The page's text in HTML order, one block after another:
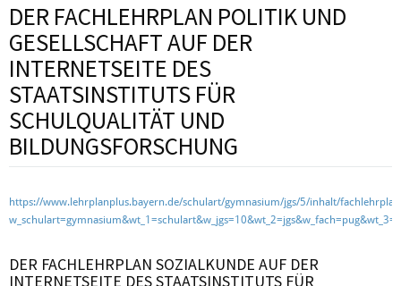
DER FACHLEHRPLAN POLITIK UND
GESELLSCHAFT AUF DER
INTERNETSEITE DES
STAATSINSTITUTS FÜR
SCHULQUALITÄT UND
BILDUNGSFORSCHUNG
https://www.lehrplanplus.bayern.de/schulart/gymnasium/jgs/5/inhalt/
DER FACHLEHRPLAN SOZIALKUNDE AUF DER
INTERNETSEITE DES STAATSINSTITUTS FÜR